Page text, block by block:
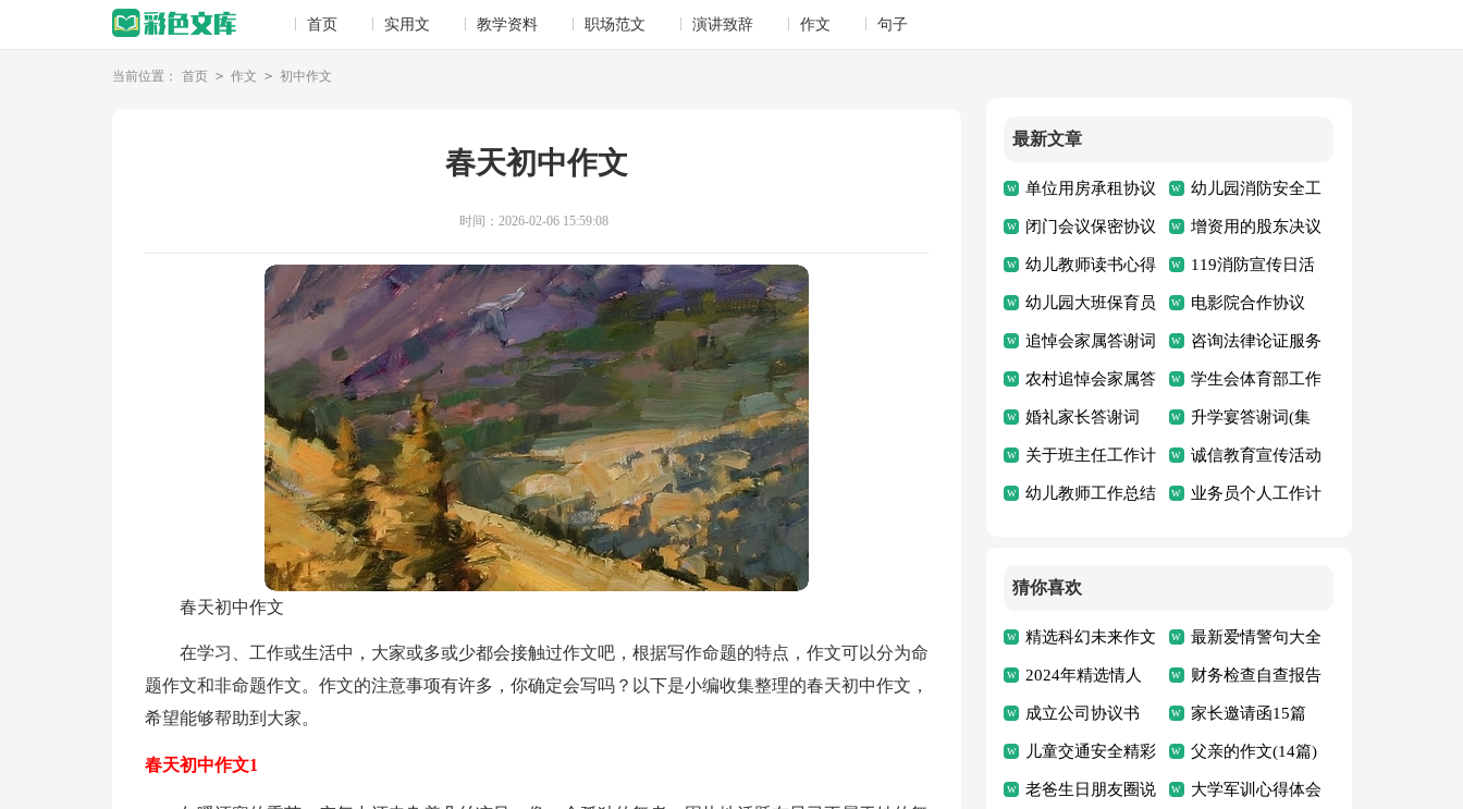
首页 实用文 教学资料 职场范文 演讲致辞 作文 句子
当前位置： 首页 > 作文 > 初中作文
春天初中作文
时间：2026-02-06 15:59:08
春天初中作文
在学习、工作或生活中，大家或多或少都会接触过作文吧，根据写作命题的特点，作文可以分为命
题作文和非命题作文。作文的注意事项有许多，你确定会写吗？以下是小编收集整理的春天初中作文，
希望能够帮助到大家。
春天初中作文1
最新文章
单位用房承租协议
通用
幼儿园消防安全工
作计划
闭门会议保密协议 增资用的股东决议
幼儿教师读书心得
体会
119消防宣传日活
动总结(15篇)
幼儿园大班保育员
工作总结
电影院合作协议
追悼会家属答谢词
(15篇)
咨询法律论证服务
协议
农村追悼会家属答
谢词
学生会体育部工作
总结
婚礼家长答谢词
(15篇)
升学宴答谢词(集
锦15篇)
关于班主任工作计
划
诚信教育宣传活动
总结
幼儿教师工作总结 业务员个人工作计
猜你喜欢
精选科幻未来作文
五篇
最新爱情警句大全
（精选80句）
2024年精选情人
的语录汇编99句
财务检查自查报告
成立公司协议书 家长邀请函15篇
（精）
儿童交通安全精彩
演讲稿（精选9
父亲的作文(14篇)
老爸生日朋友圈说 大学军训心得体会